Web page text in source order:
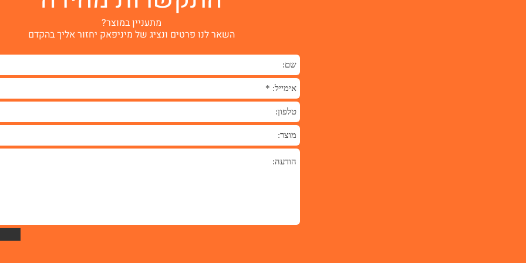
מתעניין במוצר?
השאר לנו פרטים ונציג של מיניפאק יחזור אליך בהקדם